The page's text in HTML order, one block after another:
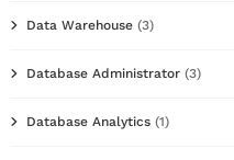
Data Warehouse (3)
Database Administrator (3)
Database Analytics (1)